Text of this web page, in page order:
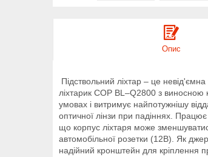
Опис
Підствольний ліхтар – це
ліхтарик COP BL–Q2800 з виносною
умовах і витримує найпотужнішу
оптичної лінзи при падіннях.
що корпус ліхтаря може
автомобільної розетки (12В). Як
надійний кронштейн для кріплення